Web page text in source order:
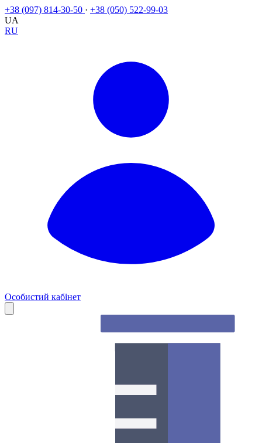
+38 (097) 814-30-50 · +38 (050) 522-99-03
UA
RU
Особистий кабінет